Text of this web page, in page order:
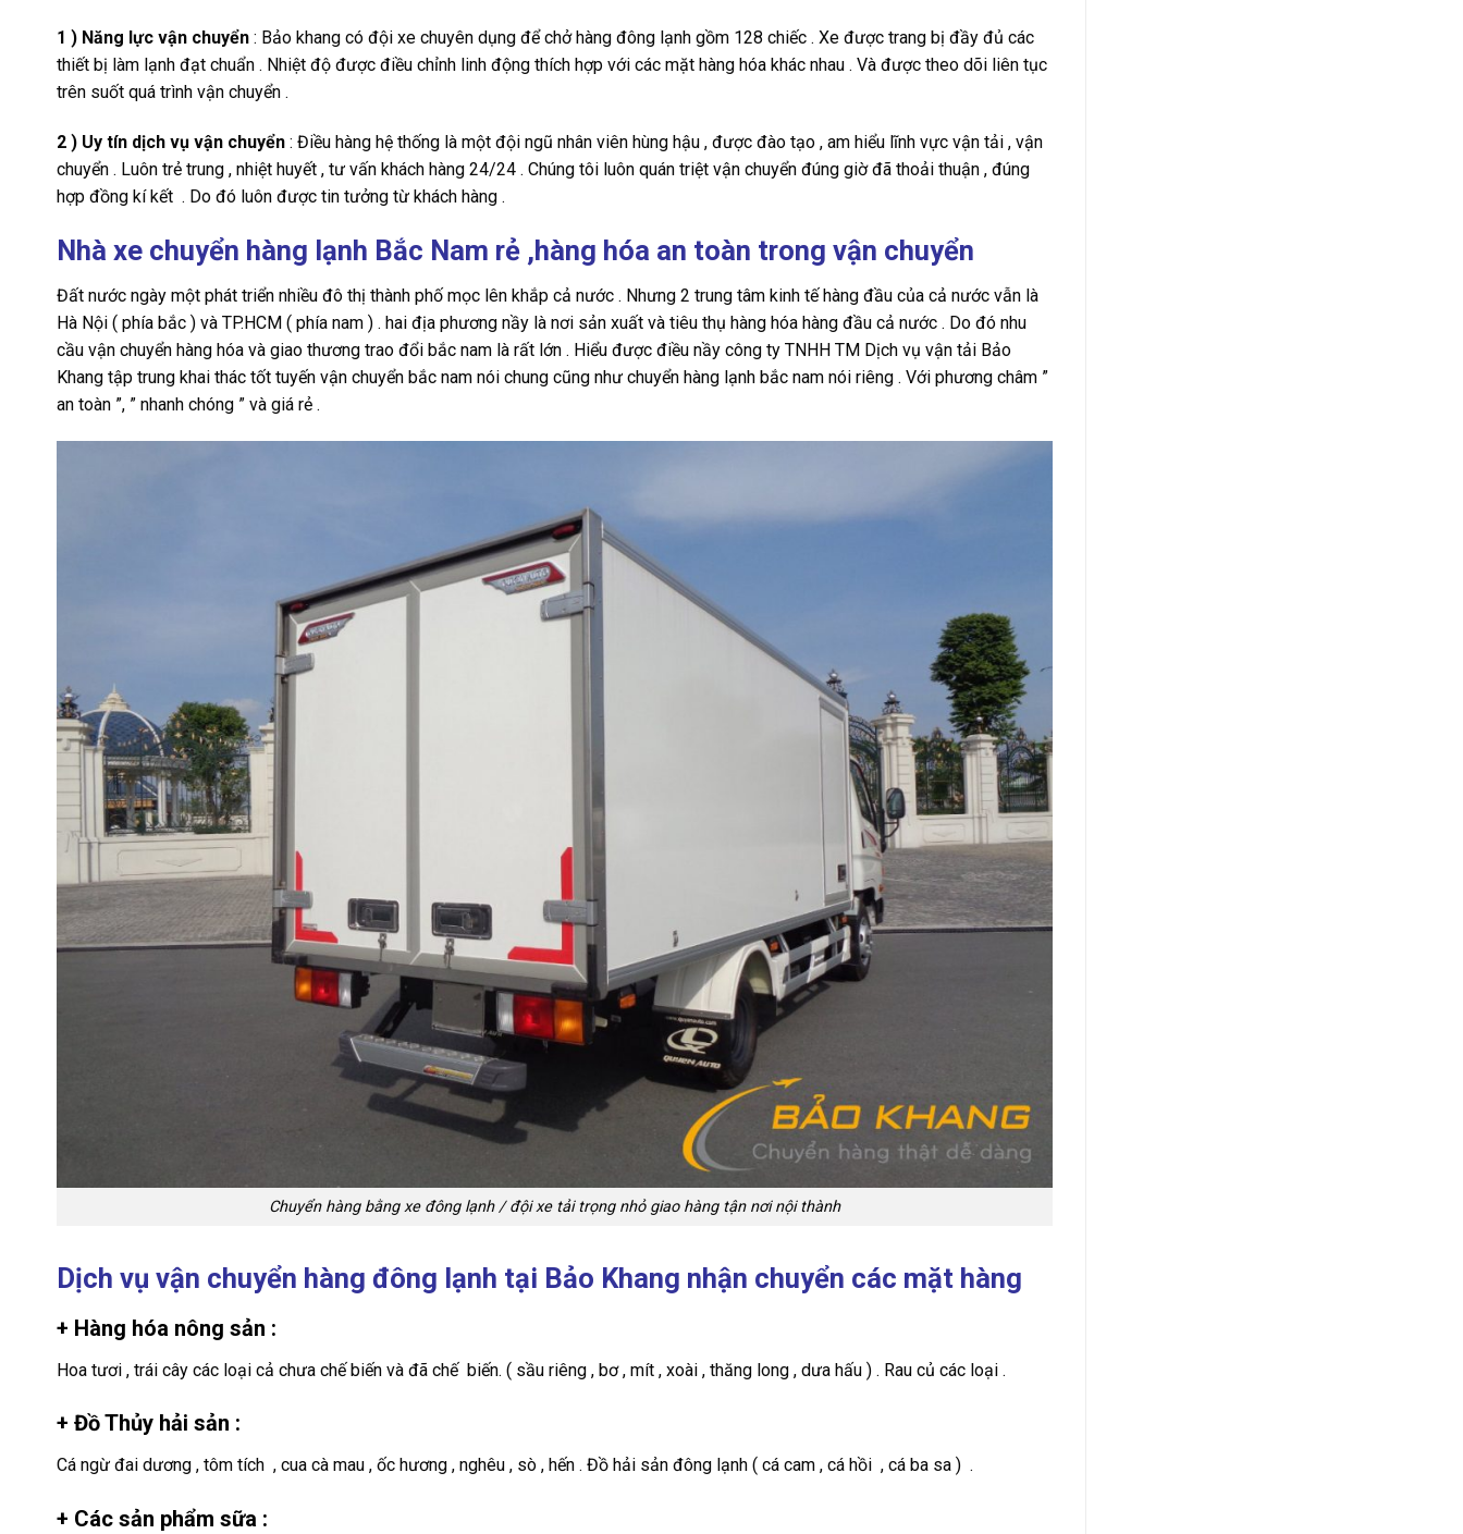
1 ) Năng lực vận chuyển : Bảo khang có đội xe chuyên dụng để chở hàng đông lạnh gồm 128 chiếc . Xe được trang bị đầy đủ các
thiết bị làm lạnh đạt chuẩn . Nhiệt độ được điều chỉnh linh động thích hợp với các mặt hàng hóa khác nhau . Và được theo dõi liên tục
trên suốt quá trình vận chuyển .
2 ) Uy tín dịch vụ vận chuyển : Điều hàng hệ thống là một đội ngũ nhân viên hùng hậu , được đào tạo , am hiểu lĩnh vực vận tải , vận
chuyển . Luôn trẻ trung , nhiệt huyết , tư vấn khách hàng 24/24 . Chúng tôi luôn quán triệt vận chuyển đúng giờ đã thoải thuận , đúng
hợp đồng kí kết . Do đó luôn được tin tưởng từ khách hàng .
Nhà xe chuyển hàng lạnh Bắc Nam rẻ ,hàng hóa an toàn trong vận chuyển
Đất nước ngày một phát triển nhiều đô thị thành phố mọc lên khắp cả nước . Nhưng 2 trung tâm kinh tế hàng đầu của cả nước vẫn là
Hà Nội ( phía bắc ) và TP.HCM ( phía nam ) . hai địa phương nầy là nơi sản xuất và tiêu thụ hàng hóa hàng đầu cả nước . Do đó nhu
cầu vận chuyển hàng hóa và giao thương trao đổi bắc nam là rất lớn . Hiểu được điều nầy công ty TNHH TM Dịch vụ vận tải Bảo
Khang tập trung khai thác tốt tuyến vận chuyển bắc nam nói chung cũng như chuyển hàng lạnh bắc nam nói riêng . Với phương châm ”
an toàn ”, ” nhanh chóng ” và giá rẻ .
Chuyển hàng bằng xe đông lạnh / đội xe tải trọng nhỏ giao hàng tận nơi nội thành
Dịch vụ vận chuyển hàng đông lạnh tại Bảo Khang nhận chuyển các mặt hàng
+ Hàng hóa nông sản :
Hoa tươi , trái cây các loại cả chưa chế biến và đã chế biến. ( sầu riêng , bơ , mít , xoài , thăng long , dưa hấu ) . Rau củ các loại .
+ Đồ Thủy hải sản :
Cá ngừ đai dương , tôm tích , cua cà mau , ốc hương , nghêu , sò , hến . Đồ hải sản đông lạnh ( cá cam , cá hồi , cá ba sa ) .
+ Các sản phẩm sữa :